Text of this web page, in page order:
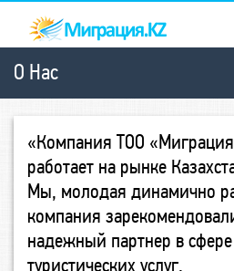
О Нас
«Компания ТОО
работает на рынке
Мы, молодая динамично
компания
надежный партнер в
туристических услуг.